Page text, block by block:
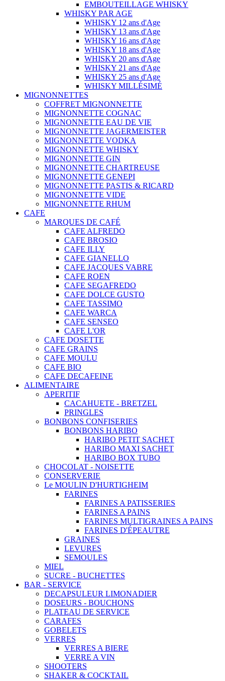
EMBOUTEILLAGE WHISKY
WHISKY PAR AGE
WHISKY 12 ans d'Age
WHISKY 13 ans d'Age
WHISKY 16 ans d'Age
WHISKY 18 ans d'Age
WHISKY 20 ans d'Age
WHISKY 21 ans d'Age
WHISKY 25 ans d'Age
WHISKY MILLÉSIMÉ
MIGNONNETTES
COFFRET MIGNONNETTE
MIGNONNETTE COGNAC
MIGNONNETTE EAU DE VIE
MIGNONNETTE JAGERMEISTER
MIGNONNETTE VODKA
MIGNONNETTE WHISKY
MIGNONNETTE GIN
MIGNONNETTE CHARTREUSE
MIGNONNETTE GENEPI
MIGNONNETTE PASTIS & RICARD
MIGNONNETTE VIDE
MIGNONNETTE RHUM
CAFE
MARQUES DE CAFÉ
CAFE ALFREDO
CAFE BROSIO
CAFE ILLY
CAFE GIANELLO
CAFE JACQUES VABRE
CAFE ROEN
CAFE SEGAFREDO
CAFE DOLCE GUSTO
CAFE TASSIMO
CAFE WARCA
CAFE SENSEO
CAFE L'OR
CAFE DOSETTE
CAFE GRAINS
CAFE MOULU
CAFE BIO
CAFE DECAFEINE
ALIMENTAIRE
APERITIF
CACAHUETE - BRETZEL
PRINGLES
BONBONS CONFISERIES
BONBONS HARIBO
HARIBO PETIT SACHET
HARIBO MAXI SACHET
HARIBO BOX TUBO
CHOCOLAT - NOISETTE
CONSERVERIE
Le MOULIN D'HURTIGHEIM
FARINES
FARINES A PATISSERIES
FARINES A PAINS
FARINES MULTIGRAINES A PAINS
FARINES D'ÉPEAUTRE
GRAINES
LEVURES
SEMOULES
MIEL
SUCRE - BUCHETTES
BAR - SERVICE
DECAPSULEUR LIMONADIER
DOSEURS - BOUCHONS
PLATEAU DE SERVICE
CARAFES
GOBELETS
VERRES
VERRES A BIERE
VERRE A VIN
SHOOTERS
SHAKER & COCKTAIL